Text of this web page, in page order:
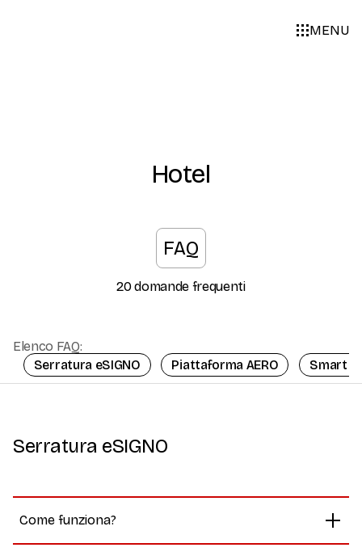
MENU
Hotel
Categoria:
FAQ
20 domande frequenti
Elenco FAQ:
Serratura eSIGNO
Piattaforma AERO Smart
Serratura eSIGNO
Come funziona?